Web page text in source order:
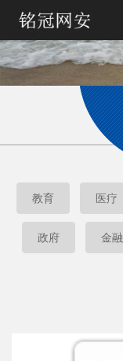
教育 医疗
政府 金融